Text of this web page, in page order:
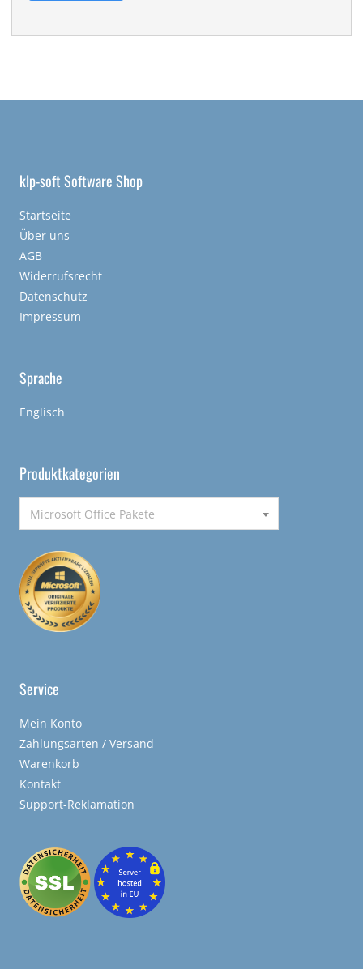
klp-soft Software Shop
Startseite
Über uns
AGB
Widerrufsrecht
Datenschutz
Impressum
Sprache
Englisch
Produktkategorien
Microsoft Office Pakete
Service
Mein Konto
Zahlungsarten / Versand
Warenkorb
Kontakt
Support-Reklamation